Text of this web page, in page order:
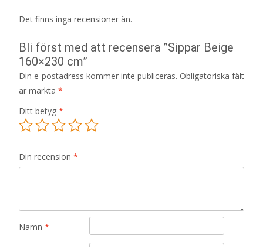
Det finns inga recensioner än.
Bli först med att recensera ”Sippar Beige
160×230 cm”
Din e-postadress kommer inte publiceras. Obligatoriska fält
är märkta *
Ditt betyg *
Din recension *
Namn *